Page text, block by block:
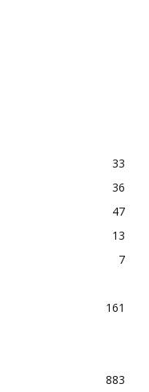
33
36
47
13
7
161
883